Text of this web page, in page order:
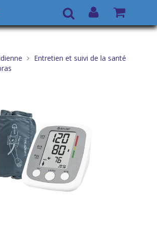
Recherche
Entretien et suivi de la santé